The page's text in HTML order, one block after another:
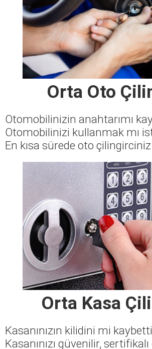
Orta Oto
Otomobilinizin anahtarımı
Otomobilinizi kullanmak mı
En kısa sürede oto
Orta Kasa
Kasanınızın kilidini mi
Kasanınızı güvenilir, sertifikalı